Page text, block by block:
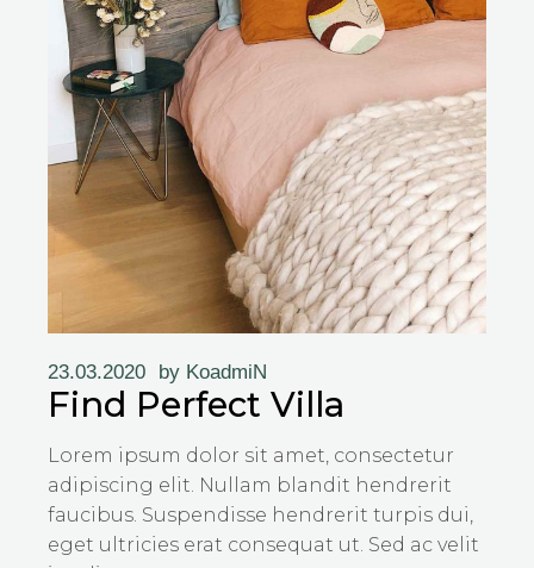
23.03.2020 by KoadmiN
Find Perfect Villa
Lorem ipsum dolor sit amet, consectetur
adipiscing elit. Nullam blandit hendrerit
faucibus. Suspendisse hendrerit turpis dui,
eget ultricies erat consequat ut. Sed ac velit